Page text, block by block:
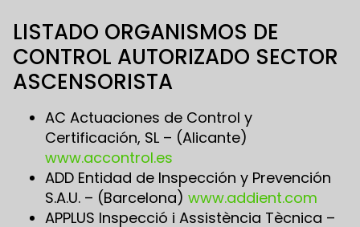
LISTADO ORGANISMOS DE
CONTROL AUTORIZADO SECTOR
ASCENSORISTA
AC Actuaciones de Control y
Certificación, SL – (Alicante)
www.accontrol.es
ADD Entidad de Inspección y Prevención
S.A.U. – (Barcelona) www.addient.com
APPLUS Inspecció i Assistència Tècnica –